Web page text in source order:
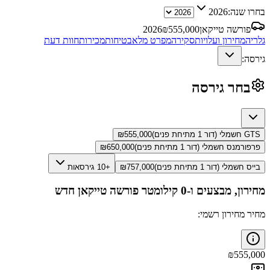
בחרו שנה:2026
פורשה טייקאן
2026₪555,000
גלריהמחירון ועלויותסקירהמפרט מלאבטיחותמכירותחוות דעת
גירסה:
בחר גירסה
GTS חשמלי (דור 1 מתיחת פנים) ₪555,000
פרפורמנס חשמלי (דור 1 מתיחת פנים)
₪650,000
בייס חשמלי (דור 1 מתיחת פנים) ₪757,000 +10 גירסאות
מחירון, מבצעים ו-0 קילומטר פורשה טייקאן חדש
מחיר מחירון רשמי:
₪555,000